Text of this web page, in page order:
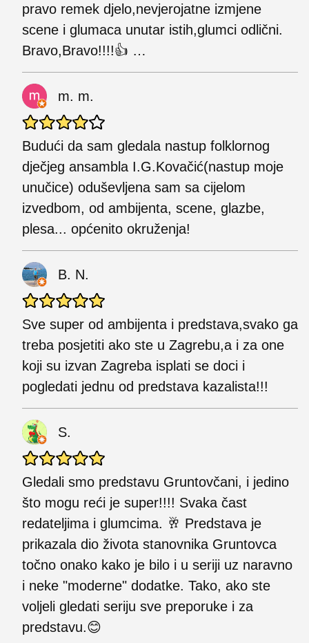
pravo remek djelo,nevjerojatne izmjene
scene i glumaca unutar istih,glumci odlični.
Bravo,Bravo!!!!👍 …
m. m.
Budući da sam gledala nastup folklornog
dječjeg ansambla I.G.Kovačić(nastup moje
unučice) oduševljena sam sa cijelom
izvedbom, od ambijenta, scene, glazbe,
plesa... općenito okruženja!
B. N.
Sve super od ambijenta i predstava,svako ga
treba posjetiti ako ste u Zagrebu,a i za one
koji su izvan Zagreba isplati se doci i
pogledati jednu od predstava kazalista!!!
S.
Gledali smo predstavu Gruntovčani, i jedino
što mogu reći je super!!!! Svaka čast
redateljima i glumcima. 🥂 Predstava je
prikazala dio života stanovnika Gruntovca
točno onako kako je bilo i u seriji uz naravno
i neke "moderne" dodatke. Tako, ako ste
voljeli gledati seriju sve preporuke i za
predstavu.😊